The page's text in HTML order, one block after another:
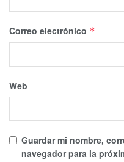
Correo electrónico *
Web
Guardar mi nombre,
navegador para la